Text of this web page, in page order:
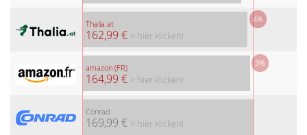
Thalia.at
162,99 €
4%
> hier klicken!
amazon (FR)
164,99 €
3%
> hier klicken!
Conrad
169,99 € > hier klicken!